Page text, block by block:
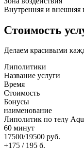
Внутренняя и внешняя
Стоимость
Делаем красивыми
Липолитики
Название услуги
Время
Стоимость
Бонусы
наименование
Липолитик по телу
60 минут
17500/19500 руб.
+175 / 195 б.